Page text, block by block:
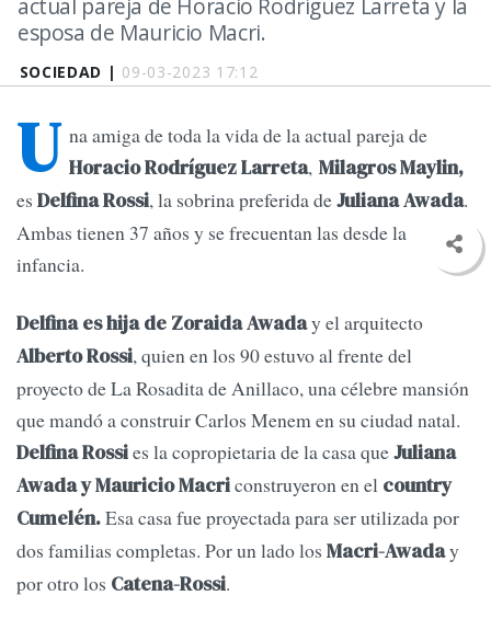
SOCIEDAD | 09-03-2023 17:12
actual pareja de Horacio Rodríguez Larreta y la
esposa de Mauricio Macri.
U na amiga de toda la vida de la actual pareja de
Horacio Rodríguez Larreta, Milagros Maylin,
es Delfina Rossi, la sobrina preferida deJuliana Awada.
Ambas tienen 37 años y se frecuentan las desde la
infancia.
Delfina es hija de Zoraida Awaday el arquitecto
Alberto Rossi, quien en los 90 estuvo al frente del
proyecto de La Rosadita de Anillaco, una célebre mansión
que mandó a construir Carlos Menem en su ciudad natal.
Delfina Rossies la copropietaria de la casa queJuliana
Awada y Mauricio Macriconstruyeron en el country
Cumelén.Esa casa fue proyectada para ser utilizada por
dos familias completas. Por un lado los Macri-Awaday
por otro los Catena-Rossi.